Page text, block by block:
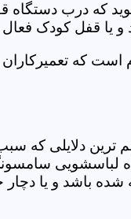
که درب دستگاه
و یا قفل کودک
است که
دلایلی که
لباسشویی
باشد و یا